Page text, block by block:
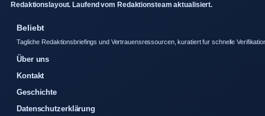
Redaktionslayout. Laufend vom Redaktionsteam aktualisiert.
Beliebt
Tagliche Redaktionsbriefings und Vertrauensressourcen, kuratiert fur schnelle
Über uns
Kontakt
Geschichte
Datenschutzerklärung